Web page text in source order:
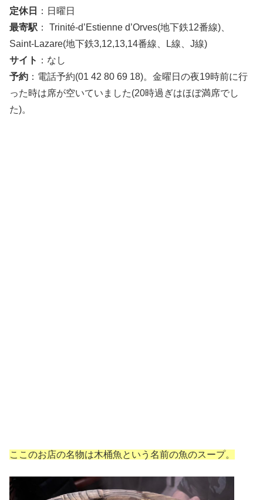
定休日
：日曜日
最寄駅 ： Trinité-d’Estienne d’Orves(地下鉄12番線)、
Saint-Lazare(地下鉄3,12,13,14番線、L線、J線)
サイト ：なし
予約 ：電話予約(01 42 80 69 18)。金曜日の夜19時前に行
った時は席が空いていました(20時過ぎはほぼ満席でし
た)。
ここのお店の名物は木桶魚という名前の魚のスープ。